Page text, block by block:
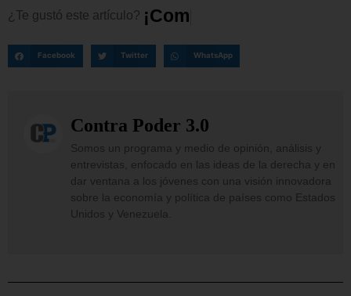
¿Te gustó este artículo? ¡Com
Facebook Twitter WhatsApp
Contra Poder 3.0
Somos un programa y medio de opinión, análisis y
entrevistas, enfocado en las ideas de la derecha y en
dar ventana a los jóvenes con una visión innovadora
sobre la economía y política de países como Estados
Unidos y Venezuela.